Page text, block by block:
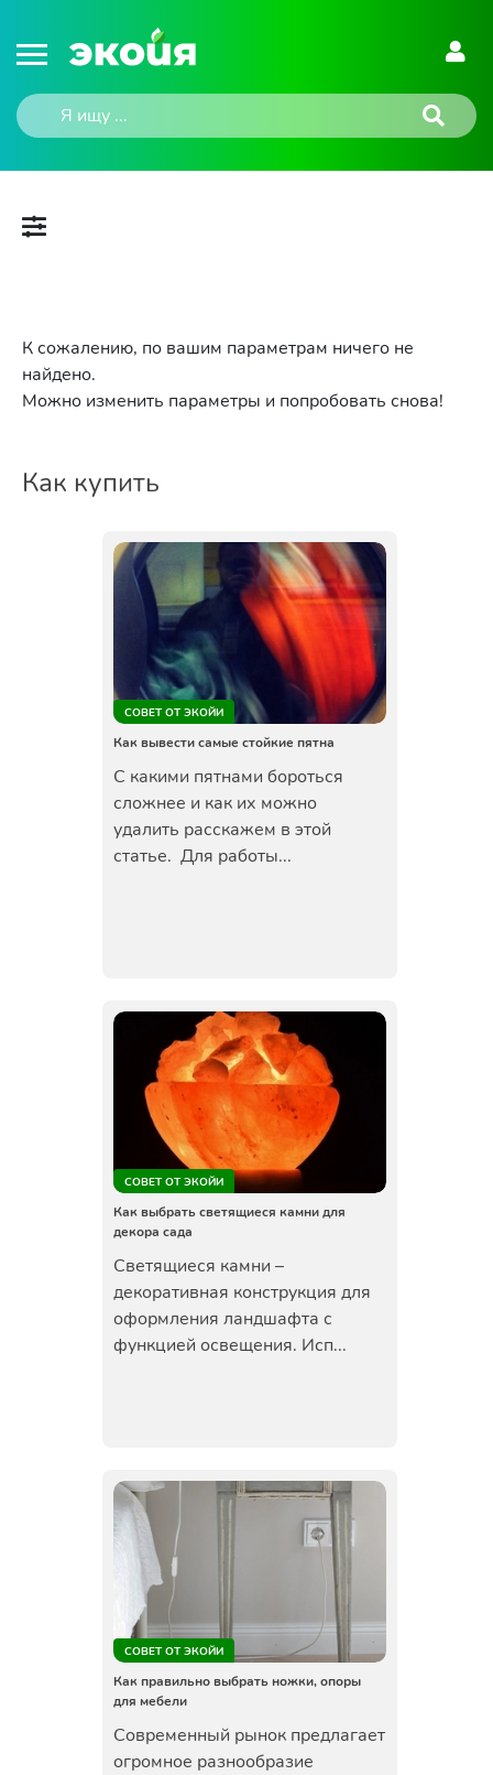
К сожалению, по вашим параметрам ничего не
найдено.
Можно изменить параметры и попробовать снова!
Как купить
СОВЕТ ОТ ЭКОЙИ
Как вывести самые стойкие пятна
С какими пятнами бороться
сложнее и как их можно
удалить расскажем в этой
статье. Для работы...
СОВЕТ ОТ ЭКОЙИ
Как выбрать светящиеся камни для
декора сада
Светящиеся камни –
декоративная конструкция для
оформления ландшафта с
функцией освещения. Исп...
СОВЕТ ОТ ЭКОЙИ
Как правильно выбрать ножки, опоры
для мебели
Современный рынок предлагает
огромное разнообразие